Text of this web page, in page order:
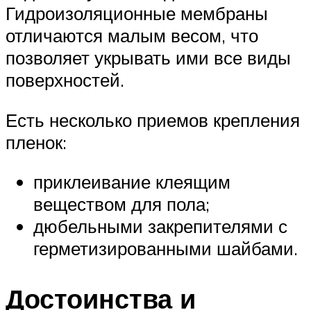
Гидроизоляционные мембраны
отличаются малым весом, что
позволяет укрывать ими все виды
поверхностей.
Есть несколько приемов крепления
пленок:
приклеивание клеящим
веществом для пола;
дюбельными закрепителями с
герметизированными шайбами.
Достоинства и